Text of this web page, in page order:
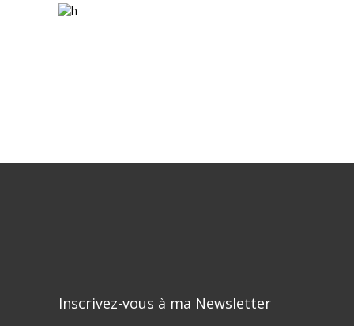
Inscrivez-vous à ma Newsletter